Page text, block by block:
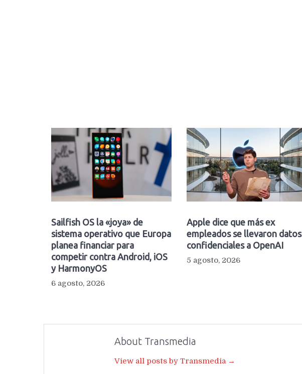
Sailfish OS la «joya» de
sistema operativo que Europa
planea financiar para
competir contra Android, iOS
y HarmonyOS
6 agosto, 2026
Apple dice que más ex
empleados se llevaron datos
confidenciales a OpenAI
5 agosto, 2026
About Transmedia
View all posts by Transmedia →